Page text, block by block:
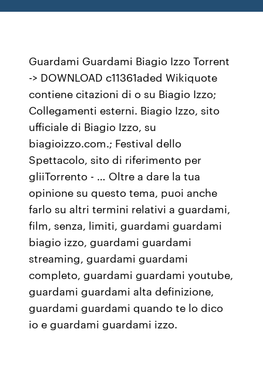
Guardami Guardami Biagio Izzo Torrent
-> DOWNLOAD c11361aded Wikiquote
contiene citazioni di o su Biagio Izzo;
Collegamenti esterni. Biagio Izzo, sito
ufficiale di Biagio Izzo, su
biagioizzo.com.; Festival dello
Spettacolo, sito di riferimento per
gliiTorrento - … Oltre a dare la tua
opinione su questo tema, puoi anche
farlo su altri termini relativi a guardami,
film, senza, limiti, guardami guardami
biagio izzo, guardami guardami
streaming, guardami guardami
completo, guardami guardami youtube,
guardami guardami alta definizione,
guardami guardami quando te lo dico
io e guardami guardami izzo.